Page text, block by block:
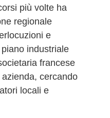
più volte ha
regionale
e
industriale
francese
cercando
locali e